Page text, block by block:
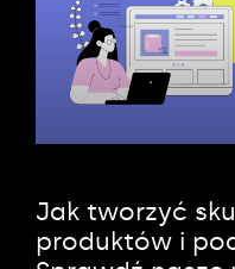
Jak tworzyć
produktów i